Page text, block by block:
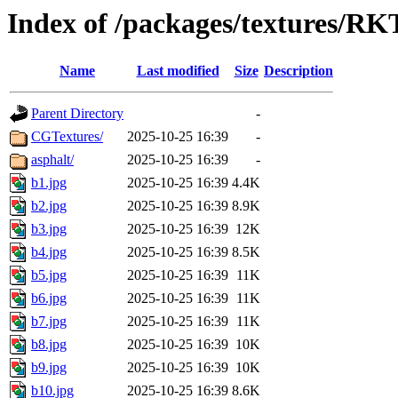
Index of /packages/textures/
Name Last modified Size Description
Parent Directory
-
CGTextures/
2025-10-25 16:39
-
asphalt/
2025-10-25 16:39
-
b1.jpg
2025-10-25 16:39 4.4K
b2.jpg
2025-10-25 16:39 8.9K
b3.jpg
2025-10-25 16:39 12K
b4.jpg
2025-10-25 16:39 8.5K
b5.jpg
2025-10-25 16:39 11K
b6.jpg
2025-10-25 16:39 11K
b7.jpg
2025-10-25 16:39 11K
b8.jpg
2025-10-25 16:39 10K
b9.jpg
2025-10-25 16:39 10K
b10.jpg
2025-10-25 16:39 8.6K